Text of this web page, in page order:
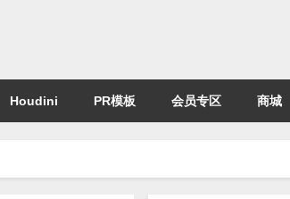
Houdini PR模板 会员专区 商城